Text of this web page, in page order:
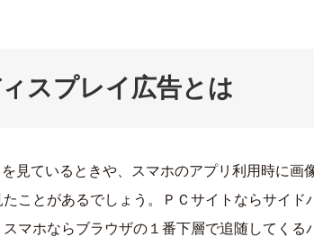
スプレイ広告とは
見ているときや、スマホのアプリ利用時に画
たことがあるでしょう。ＰＣサイトならサイド
マホならブラウザの１番下層で追随してくる